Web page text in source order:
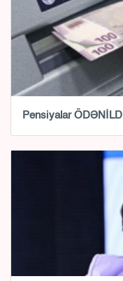
Pensiyalar ÖDƏNİLDİ